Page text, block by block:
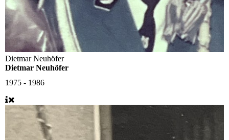
Dietmar Neuhöfer
Dietmar Neuhöfer
1975 - 1986